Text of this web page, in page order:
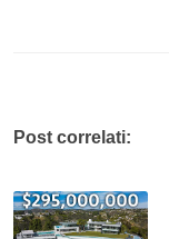
Post correlati: